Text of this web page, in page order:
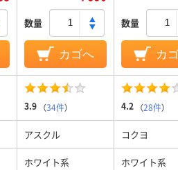
数量
カゴへ
数量
カ
3.9 （34件） 4.2 （28件）
アスクル コクヨ
ホワイト系 ホワイト系